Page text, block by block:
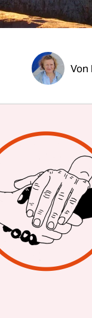
Von
USA ist
verlieren.
Und an
Dollar
den USA